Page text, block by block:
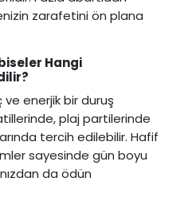
zarafetini ön plana
Hangi
enerjik bir duruş
plaj partilerinde
tercih edilebilir. Hafif
sayesinde gün boyu
da ödün